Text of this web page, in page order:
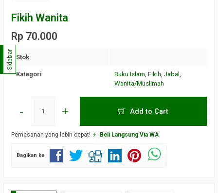
Fikih Wanita
Rp 70.000
Stok
Kategori Buku Islam, Fikih, Jabal ,
Wanita/Muslimah
- + Add to Cart
Pemesanan yang lebih cepat! Beli Langsung Via WA
Bagikan ke
Sidebar